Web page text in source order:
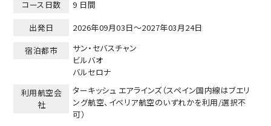
コース日数
9 日間
出発日
2026年09月03日～2027年03月24日
宿泊都市
サン・セバスチャン
ビルバオ
バルセロナ
利用航空会
社
ターキッシュ エアラインズ（スペイン国内線はブエリ
ング航空、イベリア航空のいずれかを利用/選択不
可）